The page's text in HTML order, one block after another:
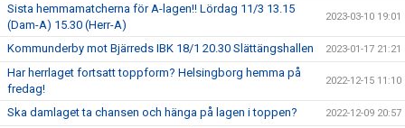
Sista hemmamatcherna för A-lagen!! Lördag 11/3 13.15
(Dam-A) 15.30 (Herr-A)
2023-03-10 19:01
Kommunderby mot Bjärreds IBK 18/1 20.30 Slättängshallen 2023-01-17 21:21
Har herrlaget fortsatt toppform? Helsingborg hemma på
fredag!
2022-12-15 11:10
Ska damlaget ta chansen och hänga på lagen i toppen? 2022-12-09 20:57